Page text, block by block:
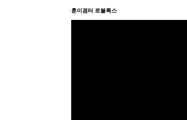
훈이겜터 로블록스